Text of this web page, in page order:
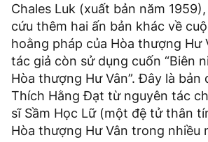
Chales Luk (xuất bản năm
cứu thêm hai ấn bản khác về
hoằng pháp của Hòa thượng Hư
tác giả còn sử dụng cuốn “Biên
Hòa thượng Hư Vân”. Đây là bản
Thích Hằng Đạt từ nguyên tác
sĩ Sầm Học Lữ (một đệ tử thân
Hòa thượng Hư Vân trong nhiều